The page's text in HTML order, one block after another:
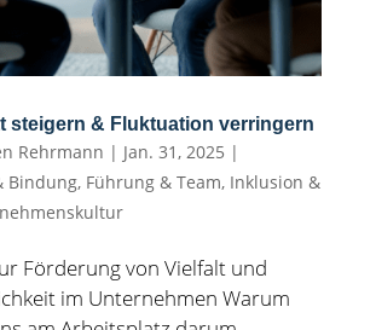
steigern & Fluktuation verringern
Rehrmann | Jan. 31, 2025 |
Bindung, Führung & Team, Inklusion &
Förderung von Vielfalt und
im Unternehmen Warum